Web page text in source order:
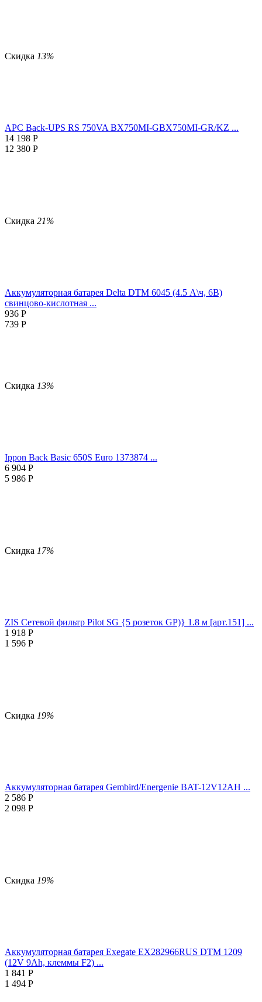
Скидка 13%
APC Back-UPS RS 750VA BX750MI-GBX750MI-GR/KZ ...
14 198 Р
12 380 Р
Скидка 21%
Аккумуляторная батарея Delta DTM 6045 (4.5 А\ч, 6В)
свинцово-кислотная ...
936 Р
739 Р
Скидка 13%
Ippon Back Basic 650S Euro 1373874 ...
6 904 Р
5 986 Р
Скидка 17%
ZIS Сетевой фильтр Pilot SG {5 розеток GP)} 1.8 м [арт.151] ...
1 918 Р
1 596 Р
Скидка 19%
Аккумуляторная батарея Gembird/Energenie BAT-12V12AH ...
2 586 Р
2 098 Р
Скидка 19%
Аккумуляторная батарея Exegate EX282966RUS DTM 1209
(12V 9Ah, клеммы F2) ...
1 841 Р
1 494 Р